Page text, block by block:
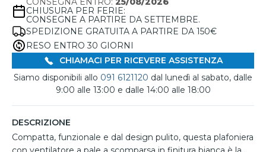
CHIUSURA PER FERIE:
CONSEGNE A PARTIRE DA SETTEMBRE.
SPEDIZIONE GRATUITA A PARTIRE DA 150€
RESO ENTRO 30 GIORNI
CHIAMACI PER RICEVERE ASSISTENZA
Siamo disponibili allo 091 6121120 dal lunedì al sabato, dalle
9:00 alle 13:00 e dalle 14:00 alle 18:00
DESCRIZIONE
Compatta, funzionale e dal design pulito, questa plafoniera